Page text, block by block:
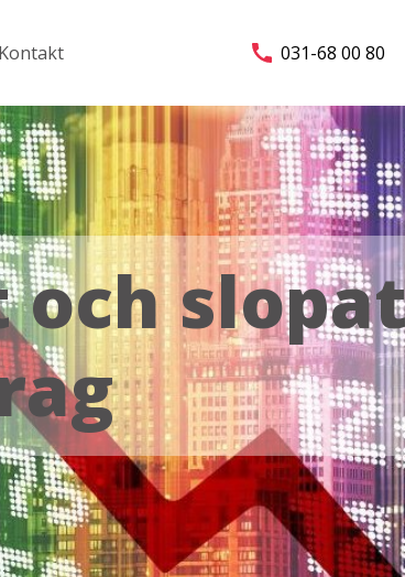
Kontakt 031-68 00 80
slopat